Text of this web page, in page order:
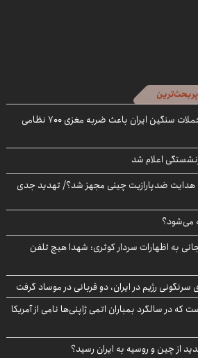
پربحث‌ترین
آسوشیتدپرس افشا کرد: حملات سنگین ایران باعث ضربه مغزی ۷۰۰ نظامی
اعلام شد
هدایت ضدپارازیت چینی مجهز شد؟/ تهدید جدی
می‌شود؟
به اظهارات سردار کوثری: شهدا هیچ تلفن
رژیم در ایران، دو قربانی در موساد گرفت
در سالگرد بمباران اتمی ژاپنی‌ها نامی از آمریکا
از چین و روسیه به ایران رسید؟